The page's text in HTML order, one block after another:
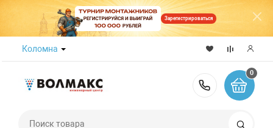
Зарегистрироваться
Коломна
8 (800)
0